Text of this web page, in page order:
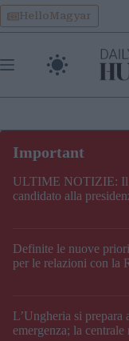
Skip
to
content
HelloMagyar
ULTIME NOTIZIE: Il
candidato alla
Definite le nuove
per le relazioni con la
L’Ungheria si prepara
emergenza; la